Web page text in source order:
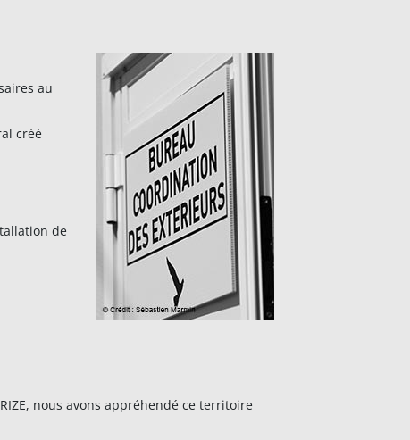
au
créé
de
nous avons appréhendé ce territoire